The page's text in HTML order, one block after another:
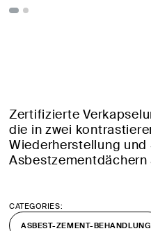
Zertifizierte
die in zwei
Wiederherstellung
CATEGORIES:
ASBEST-ZEMENT-BEHANDLUNG